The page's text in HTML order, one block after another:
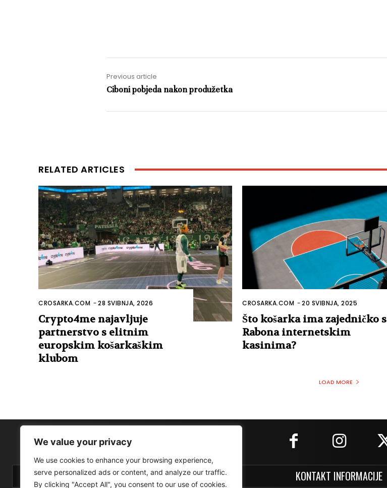
We value your privacy
We use cookies to enhance your browsing experience,
serve personalized ads or content, and analyze our traffic.
By clicking "Accept All", you consent to our use of cookies.
Previous article
Ciboni pobjeda nakon produžetka
RELATED ARTICLES
CROSARKA.COM -28 SVIBNJA, 2026
Crypto4me najavljuje
partnerstvo s elitnim
europskim košarkaškim
klubom
CROSARKA.COM -20 SVIBNJA, 2025
Što košarka ima zajedničko s
Rabona internetskim
kasinima?
LOAD MORE
KONTAKT INFORMACIJE